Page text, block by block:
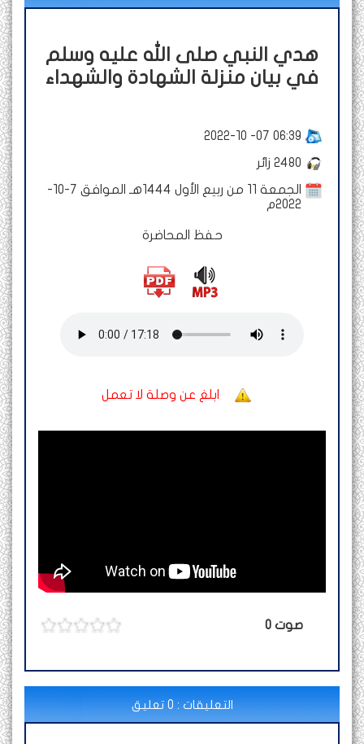
هدي النبي صلى الله عليه وسلم
في بيان منزلة الشهادة والشهداء
2022-10 -07 06:39
2480 زائر
الجمعة 11 من ربيع الأول 1444هـ الموافق 7-10-
2022م
حفظ المحاضرة
ابلغ عن وصلة لا تعمل
0 صوت
التعليقات : 0 تعليق